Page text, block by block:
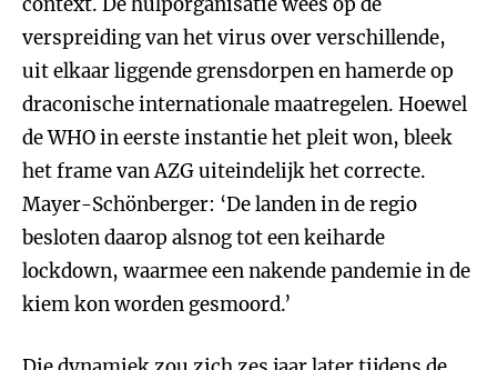
verspreiding van het virus over verschillende,
uit elkaar liggende grensdorpen en hamerde op
draconische internationale maatregelen. Hoewel
de WHO in eerste instantie het pleit won, bleek
het frame van AZG uiteindelijk het correcte.
Mayer-Schönberger: ‘De landen in de regio
besloten daarop alsnog tot een keiharde
lockdown, waarmee een nakende pandemie in de
kiem kon worden gesmoord.’